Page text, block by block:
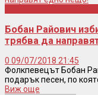
Бобан Райович
трябва да
0 09/07/2018 21:45
Фолкпевецът Бобан
подарък песен, по
Виж още